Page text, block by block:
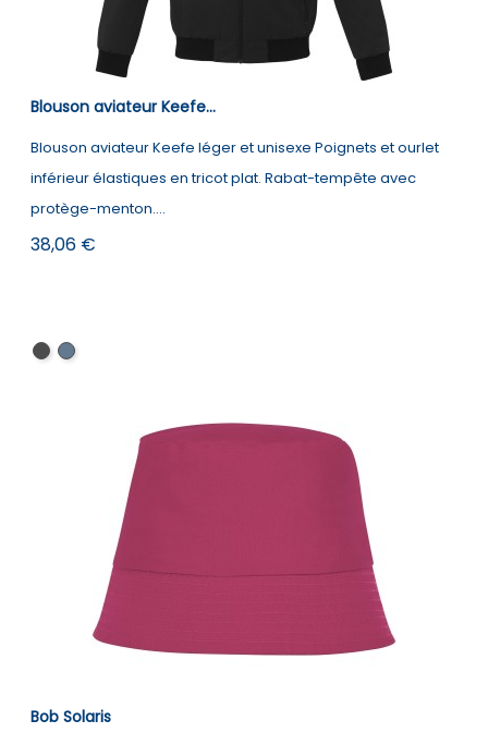
Blouson aviateur Keefe...
Blouson aviateur Keefe léger et unisexe Poignets et ourlet
inférieur élastiques en tricot plat. Rabat-tempête avec
protège-menton....
Prix
38,06 €
NoirMarine
Bob Solaris